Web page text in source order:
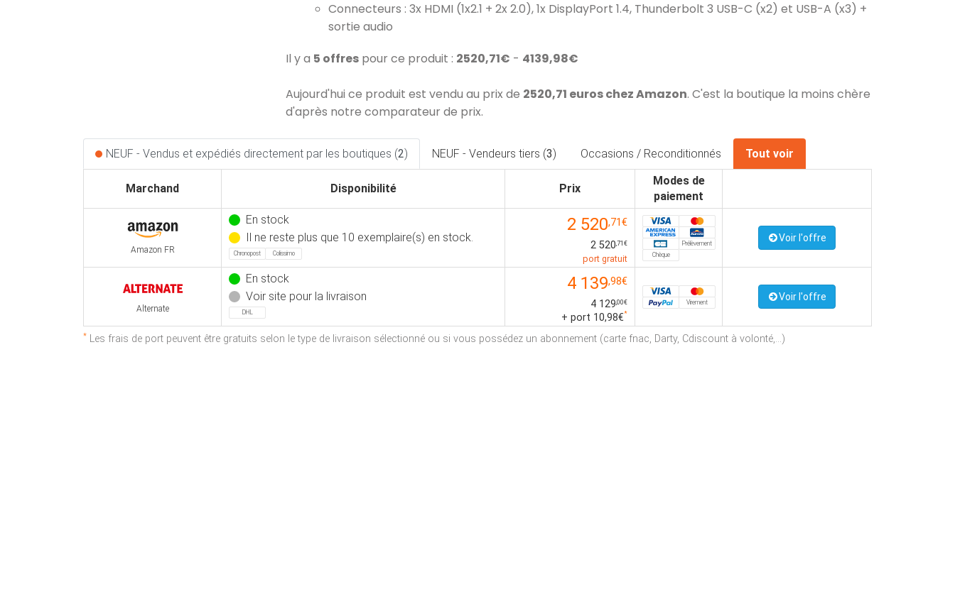
Connecteurs : 3x HDMI (1x2.1 + 2x 2.0), 1x DisplayPort 1.4, Thunderbolt 3 USB-C (x2) et USB-A (x3) +
sortie audio
Il y a 5 offres pour ce produit : 2520,71€ - 4139,98€
Aujourd'hui ce produit est vendu au prix de 2520,71 euros chez Amazon. C'est la boutique la moins chère
d'après notre comparateur de prix.
NEUF - Vendus et expédiés directement par les boutiques (2) NEUF - Vendeurs tiers (3) Occasions / Reconditionnés Tout voir
Marchand Disponibilité Prix
Modes de
paiement
Amazon FR
En stock
Il ne reste plus que 10 exemplaire(s) en stock.
Chronopost Colissimo
2 520,71€
2 520,71€
port gratuit
Prélèvement
Chèque
Voir l'offre
Alternate
En stock
Voir site pour la livraison
DHL
4 139,98€
4 129,00€
+ port 10,98€*
Virement Voir l'offre
* Les frais de port peuvent être gratuits selon le type de livraison sélectionné ou si vous possédez un abonnement (carte fnac, Darty, Cdiscount à volonté,...)